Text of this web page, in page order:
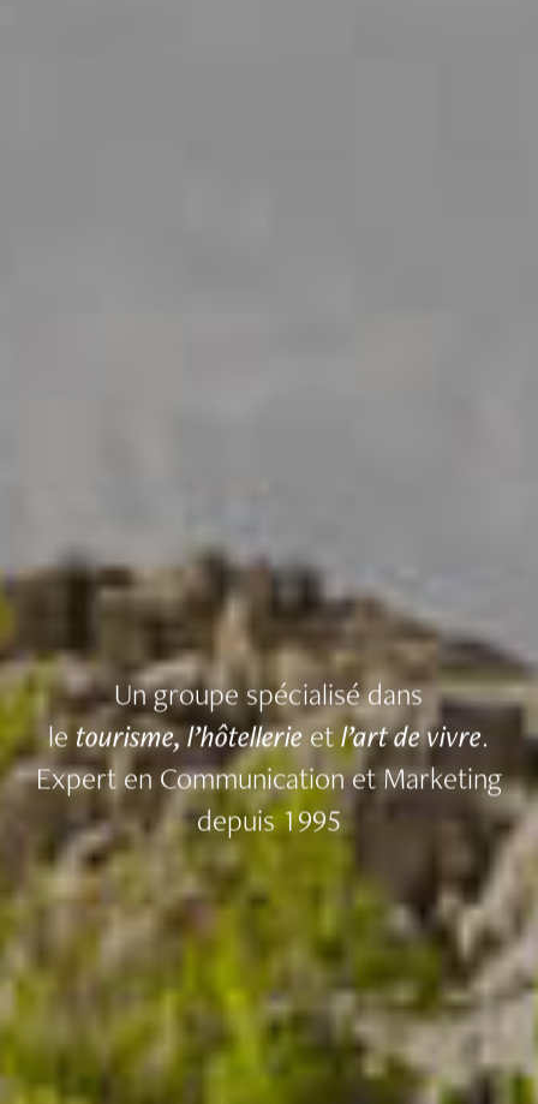
Un groupe spécialisé dans
le tourisme, l’hôtellerie etl’art de vivre.
Expert en Communication et Marketing
depuis 1995